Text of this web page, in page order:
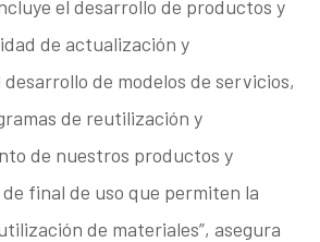
el desarrollo de productos y
de actualización y
de modelos de servicios,
de reutilización y
de nuestros productos y
final de uso que permiten la
de materiales”, asegura